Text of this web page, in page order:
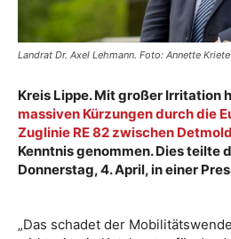
Landrat Dr. Axel Lehmann. Foto: Annette Kriete
Kreis Lippe. Mit großer Irritation
massiven Kürzungen durch die
Zuglinie RE 82 zwischen
Kenntnis genommen. Dies teilte
Donnerstag, 4. April, in einer
„Das schadet der